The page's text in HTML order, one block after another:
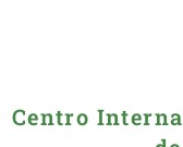
Centro